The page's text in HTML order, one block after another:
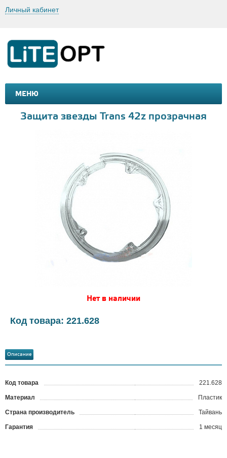
Личный кабинет
МЕНЮ
МАШИНКИ И МОТОЦИКЛЫ
Защита звезды Trans 42z прозрачная
Нет в наличии
Код товара: 221.628
Описание
Код товара 221.628
Материал Пластик
Страна производитель Тайвань
Гарантия 1 месяц